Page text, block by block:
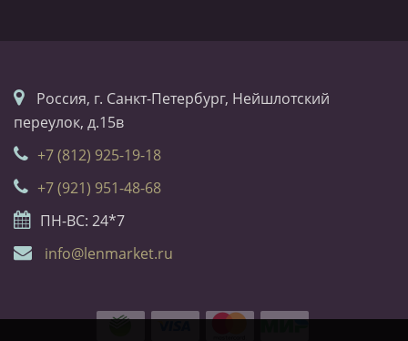
Россия, г. Санкт-Петербург, Нейшлотский
переулок, д.15в
+7 (812) 925-19-18
+7 (921) 951-48-68
ПН-ВС: 24*7
info@lenmarket.ru